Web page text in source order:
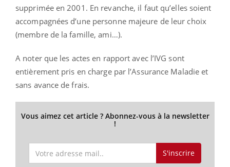
supprimée en 2001. En revanche, il faut qu’elles soient
accompagnées d’une personne majeure de leur choix
(membre de la famille, ami…).
A noter que les actes en rapport avec l’IVG sont
entièrement pris en charge par l’Assurance Maladie et
sans avance de frais.
Vous aimez cet article ? Abonnez-vous à la newsletter
!
S'inscrire